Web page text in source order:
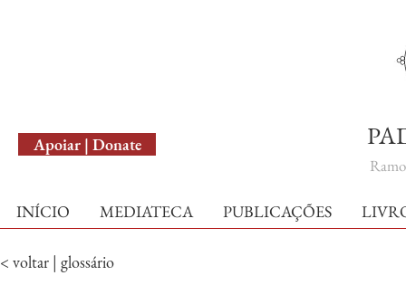
Apoiar | Donate
INÍCIO MEDIATECA PUBLICAÇÕES
< voltar | glossário